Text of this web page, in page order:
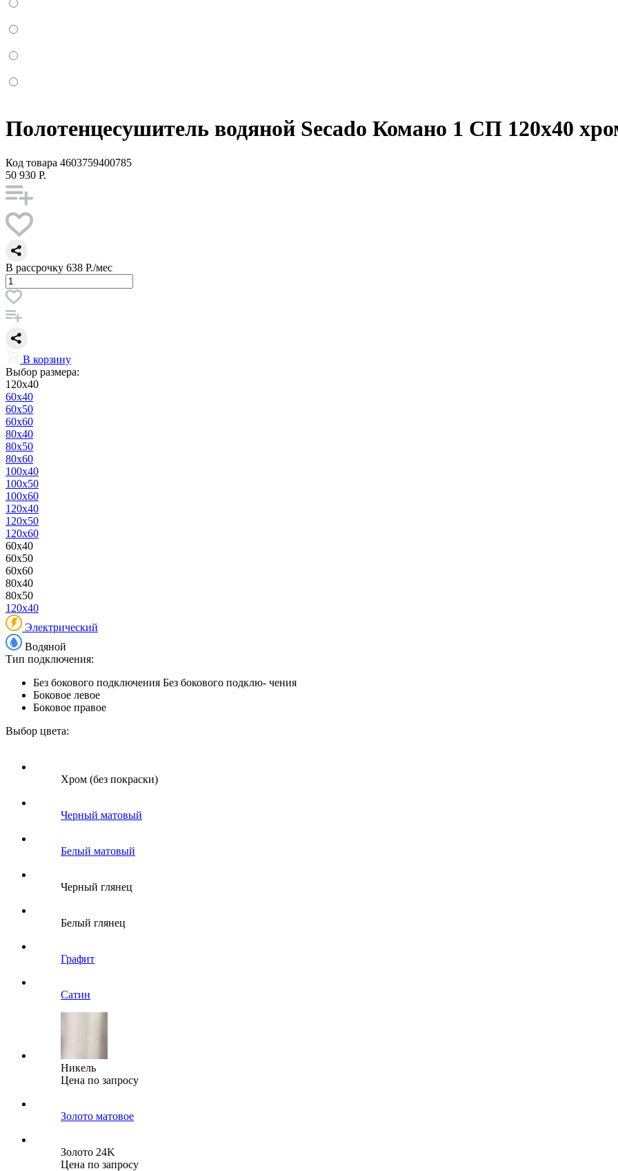
Полотенцесушитель водяной Secado Комано 1 СП 120x40
Код товара 4603759400785
50 930 Р.
В рассрочку 638 Р./мес
В корзину
Выбор размера:
120x40
60x40
60x50
60x60
80x40
80x50
80x60
100x40
100x50
100x60
120x40
120x50
120x60
60x40
60x50
60x60
80x40
80x50
120x40
Электрический
Водяной
Тип подключения:
Без бокового подключения Без бокового подклю- чения
Боковое левое
Боковое правое
Выбор цвета:
Хром (без покраски)
Черный матовый
Белый матовый
Черный глянец
Белый глянец
Графит
Сатин
Никель
Цена по запросу
Золото матовое
Золото 24K
Цена по запросу